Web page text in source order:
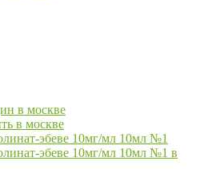
в москве
в москве
эбеве 10мг/мл 10мл №1
эбеве 10мг/мл 10мл №1 в